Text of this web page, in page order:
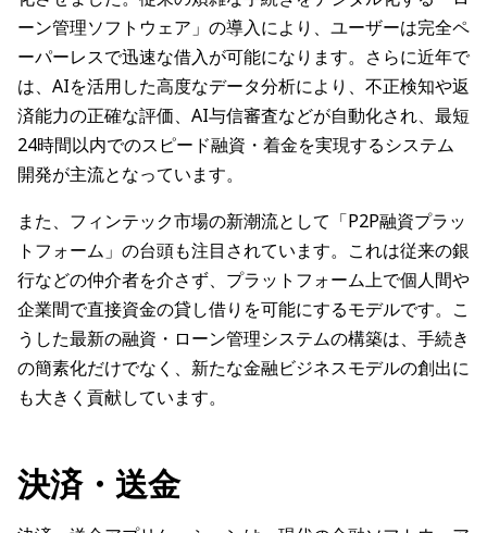
ーン管理ソフトウェア」の導入により、ユーザーは完全ペ
ーパーレスで迅速な借入が可能になります。さらに近年で
は、AIを活用した高度なデータ分析により、不正検知や返
済能力の正確な評価、AI与信審査などが自動化され、最短
24時間以内でのスピード融資・着金を実現するシステム
開発が主流となっています。
また、フィンテック市場の新潮流として「P2P融資プラッ
トフォーム」の台頭も注目されています。これは従来の銀
行などの仲介者を介さず、プラットフォーム上で個人間や
企業間で直接資金の貸し借りを可能にするモデルです。こ
うした最新の融資・ローン管理システムの構築は、手続き
の簡素化だけでなく、新たな金融ビジネスモデルの創出に
も大きく貢献しています。
決済・送金